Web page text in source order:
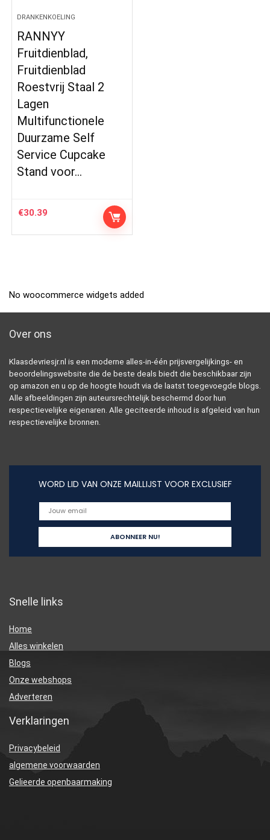
DRANKENKOELING
RANNYY
Fruitdienblad,
Fruitdienblad
Roestvrij Staal 2
Lagen
Multifunctionele
Duurzame Self
Service Cupcake
Stand voor…
€30.39
No woocommerce widgets added
Over ons
Klaasdevriesjr.nl is een moderne alles-in-één prijsvergelijkings- en
beoordelingswebsite die de beste deals biedt die beschikbaar zijn
op amazon en u op de hoogte houdt via de laatst toegevoegde blogs.
Alle afbeeldingen zijn auteursrechtelijk beschermd door hun
respectievelijke eigenaren. Alle geciteerde inhoud is afgeleid van hun
respectievelijke bronnen.
WORD LID VAN ONZE MAILLIJST VOOR EXCLUSIEF
Snelle links
Home
Alles winkelen
Blogs
Onze webshops
Adverteren
Verklaringen
Privacybeleid
algemene voorwaarden
Gelieerde openbaarmaking